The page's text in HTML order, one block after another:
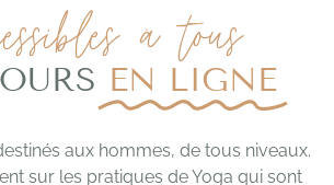
à tous
EN LIGNE
aux hommes, de tous niveaux.
sur les pratiques de Yoga qui sont